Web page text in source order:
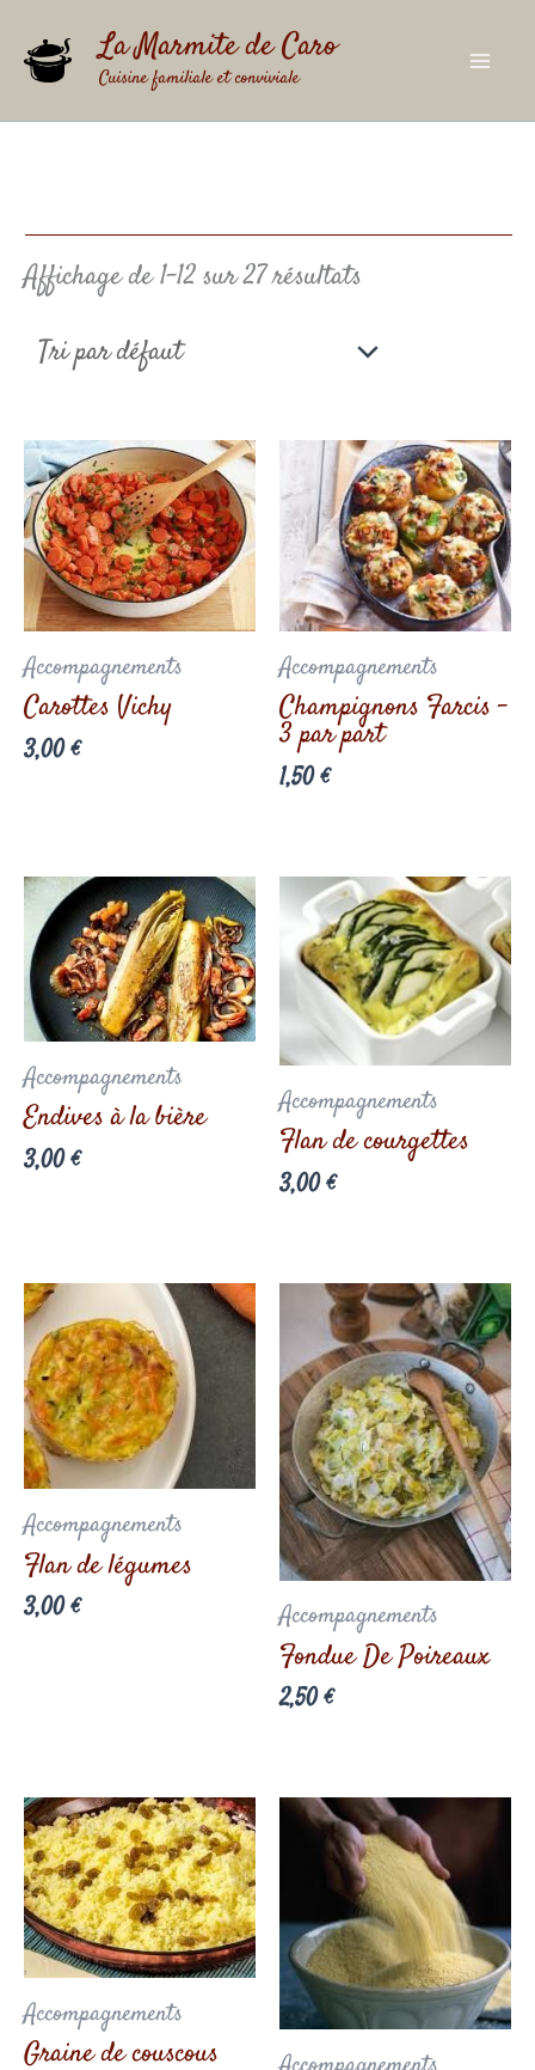
contenu La Marmite de Caro
Cuisine familiale et conviviale
Affichage de 1–12 sur 27 résultats
Accompagnements
Carottes Vichy
3,00€
Accompagnements
Champignons Farcis –
3 par part
1,50€
Accompagnements
Endives à la bière
3,00€
Accompagnements
Flan de courgettes
3,00€
Accompagnements
Flan de légumes
3,00€ Accompagnements
Fondue De Poireaux
2,50€
Accompagnements
Graine de couscous